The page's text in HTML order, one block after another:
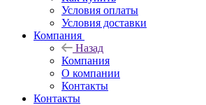
Условия оплаты
Условия доставки
Компания
Назад
Компания
О компании
Контакты
Контакты